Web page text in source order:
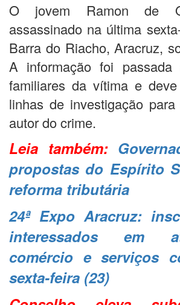
O jovem Ramon de
assassinado na última
Barra do Riacho, Aracruz,
A informação foi
familiares da vítima e
linhas de investigação
autor do crime.
Leia também:
propostas do Espírito
reforma tributária
24ª Expo Aracruz:
interessados em
comércio e serviços
sexta-feira (23)